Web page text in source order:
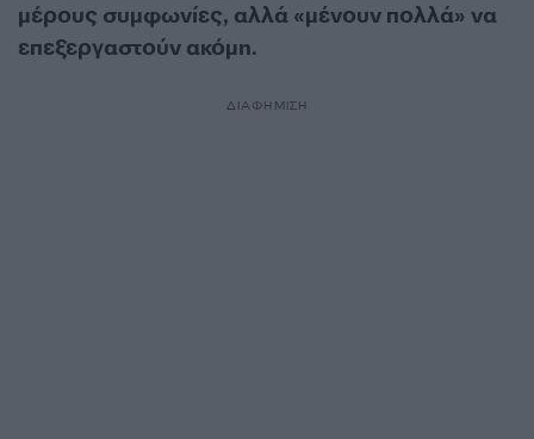
μέρους συμφωνίες, αλλά «μένουν πολλά» να
επεξεργαστούν ακόμη.
ΔΙΑΦΗΜΙΣΗ